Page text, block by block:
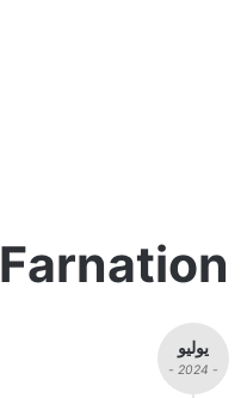
Farnation
يوليو
- 2024 -